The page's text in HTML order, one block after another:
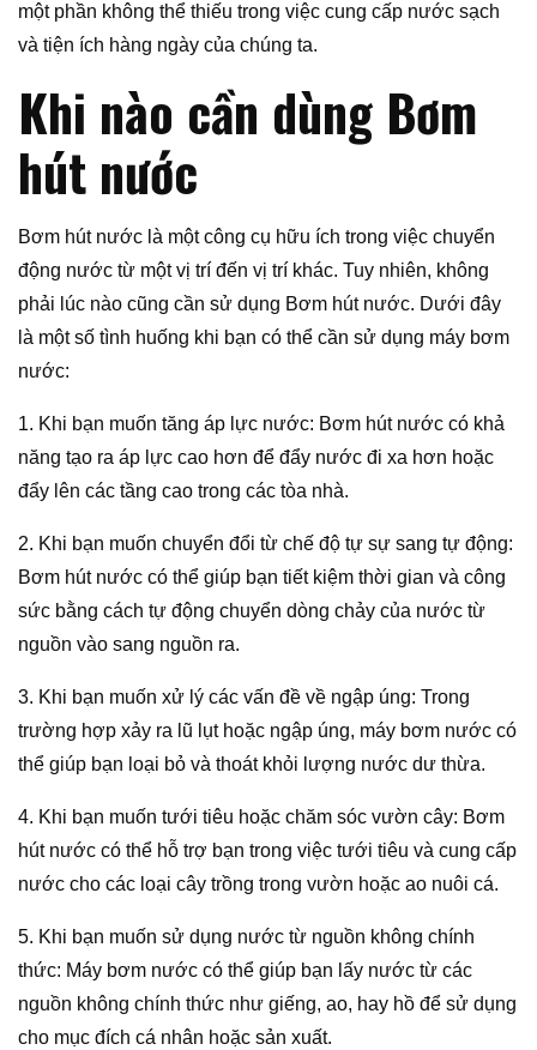
một phần không thể thiếu trong việc cung cấp nước sạch
và tiện ích hàng ngày của chúng ta.
Khi nào cần dùng Bơm
hút nước
Bơm hút nước là một công cụ hữu ích trong việc chuyển
động nước từ một vị trí đến vị trí khác. Tuy nhiên, không
phải lúc nào cũng cần sử dụng Bơm hút nước. Dưới đây
là một số tình huống khi bạn có thể cần sử dụng máy bơm
nước:
1. Khi bạn muốn tăng áp lực nước: Bơm hút nước có khả
năng tạo ra áp lực cao hơn để đẩy nước đi xa hơn hoặc
đẩy lên các tầng cao trong các tòa nhà.
2. Khi bạn muốn chuyển đổi từ chế độ tự sự sang tự động:
Bơm hút nước có thể giúp bạn tiết kiệm thời gian và công
sức bằng cách tự động chuyển dòng chảy của nước từ
nguồn vào sang nguồn ra.
3. Khi bạn muốn xử lý các vấn đề về ngập úng: Trong
trường hợp xảy ra lũ lụt hoặc ngập úng, máy bơm nước có
thể giúp bạn loại bỏ và thoát khỏi lượng nước dư thừa.
4. Khi bạn muốn tưới tiêu hoặc chăm sóc vườn cây: Bơm
hút nước có thể hỗ trợ bạn trong việc tưới tiêu và cung cấp
nước cho các loại cây trồng trong vườn hoặc ao nuôi cá.
5. Khi bạn muốn sử dụng nước từ nguồn không chính
thức: Máy bơm nước có thể giúp bạn lấy nước từ các
nguồn không chính thức như giếng, ao, hay hồ để sử dụng
cho mục đích cá nhân hoặc sản xuất.